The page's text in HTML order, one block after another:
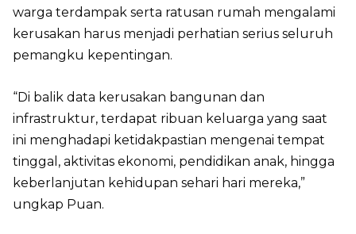
warga terdampak serta ratusan rumah mengalami
kerusakan harus menjadi perhatian serius seluruh
pemangku kepentingan.
“Di balik data kerusakan bangunan dan
infrastruktur, terdapat ribuan keluarga yang saat
ini menghadapi ketidakpastian mengenai tempat
tinggal, aktivitas ekonomi, pendidikan anak, hingga
keberlanjutan kehidupan sehari hari mereka,”
ungkap Puan.